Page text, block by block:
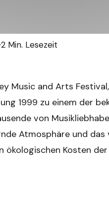
·2 Min. Lesezeit
Music and Arts
1999 zu einem der
von
Atmosphäre und
ökologischen Kosten